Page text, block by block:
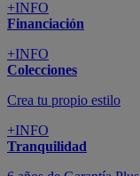
+INFO
Financiación
+INFO
Colecciones
Crea tu propio estilo
+INFO
Tranquilidad